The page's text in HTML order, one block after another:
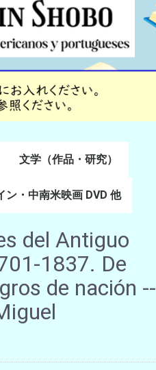
文学（作品・研究）
スペイン語文学
ポルトガル語文学
カタルーニャ文学
バスク文学
その他
ン・中南米映画 DVD 他
del Antiguo
1837. De
de nación --